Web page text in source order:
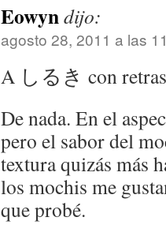
Eowyndijo:
agosto 28, 2011 a las
A しるき con
De nada. En el
pero el sabor del
textura quizás más
los mochis me
que probé.